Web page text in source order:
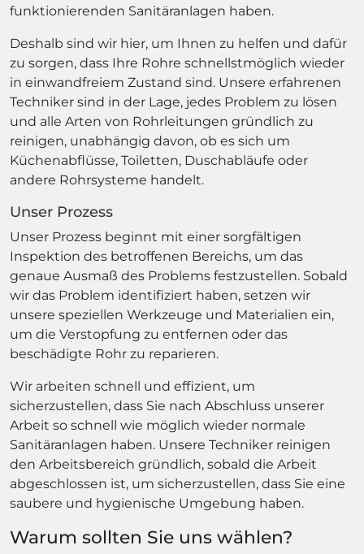
funktionierenden Sanitäranlagen haben.
Deshalb sind wir hier, um Ihnen zu helfen und dafür
zu sorgen, dass Ihre Rohre schnellstmöglich wieder
in einwandfreiem Zustand sind. Unsere erfahrenen
Techniker sind in der Lage, jedes Problem zu lösen
und alle Arten von Rohrleitungen gründlich zu
reinigen, unabhängig davon, ob es sich um
Küchenabflüsse, Toiletten, Duschabläufe oder
andere Rohrsysteme handelt.
Unser Prozess
Unser Prozess beginnt mit einer sorgfältigen
Inspektion des betroffenen Bereichs, um das
genaue Ausmaß des Problems festzustellen. Sobald
wir das Problem identifiziert haben, setzen wir
unsere speziellen Werkzeuge und Materialien ein,
um die Verstopfung zu entfernen oder das
beschädigte Rohr zu reparieren.
Wir arbeiten schnell und effizient, um
sicherzustellen, dass Sie nach Abschluss unserer
Arbeit so schnell wie möglich wieder normale
Sanitäranlagen haben. Unsere Techniker reinigen
den Arbeitsbereich gründlich, sobald die Arbeit
abgeschlossen ist, um sicherzustellen, dass Sie eine
saubere und hygienische Umgebung haben.
Warum sollten Sie uns wählen?